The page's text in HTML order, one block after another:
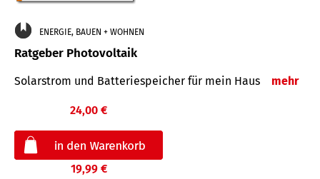
ENERGIE, BAUEN + WOHNEN
Ratgeber Photovoltaik
Solarstrom und Batteriespeicher für mein Haus mehr
24,00 €
19,99 €